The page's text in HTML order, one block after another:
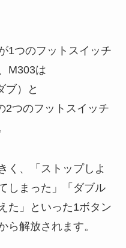
1つのフットスイッチ
M303は
ブ）と
2つのフットスイッチ
く、「ストップしよ
しまった」「ダブル
た」といった1ボタン
ら解放されます。